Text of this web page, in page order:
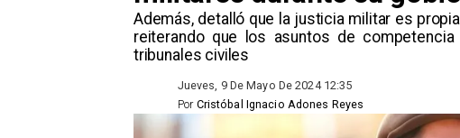
​Además, detalló que la justicia militar es
reiterando que los asuntos de
tribunales civiles
Jueves, 9 De Mayo De 2024 12:35
Cristóbal Ignacio Adones Reyes
Por